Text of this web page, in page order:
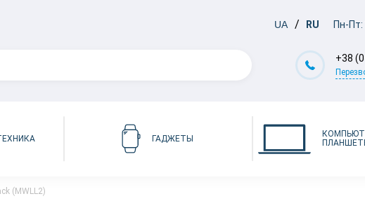
UA RU Пн-Пт:
+38
ГАДЖЕТЫ
(MWLL2)